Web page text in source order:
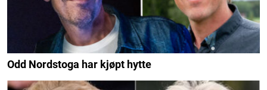
Odd Nordstoga har kjøpt hytte